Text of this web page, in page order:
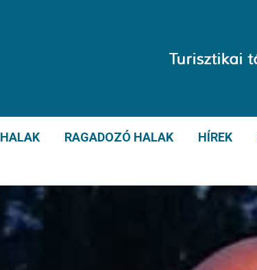
RAGADOZÓ HALAK HÍREK